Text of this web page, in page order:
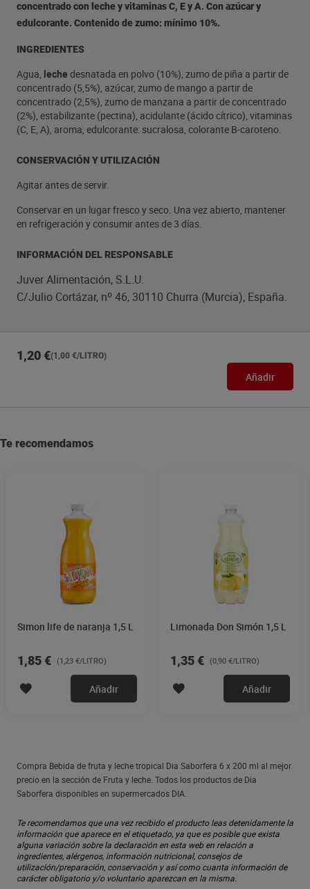
concentrado con leche y vitaminas C, E y A. Con azúcar y
edulcorante. Contenido de zumo: mínimo 10%.
INGREDIENTES
Agua, leche desnatada en polvo (10%), zumo de piña a partir de
concentrado (5,5%), azúcar, zumo de mango a partir de
concentrado (2,5%), zumo de manzana a partir de concentrado
(2%), estabilizante (pectina), acidulante (ácido cítrico), vitaminas
(C, E, A), aroma, edulcorante: sucralosa, colorante B-caroteno.
CONSERVACIÓN Y UTILIZACIÓN
Agitar antes de servir.
Conservar en un lugar fresco y seco. Una vez abierto, mantener
en refrigeración y consumir antes de 3 días.
INFORMACIÓN DEL RESPONSABLE
Juver Alimentación, S.L.U.
C/Julio Cortázar, nº 46, 30110 Churra (Murcia), España.
1,20 €(1,00 €/LITRO)
Añadir
Te recomendamos
Simon life de naranja 1,5 L
1,85 € (1,23 €/LITRO)
Añadir
Limonada Don Simón 1,5 L
1,35 € (0,90 €/LITRO)
Añadir
Compra Bebida de fruta y leche tropical Dia Saborfera 6 x 200 ml al mejor
precio en la sección de Fruta y leche. Todos los productos de Dia
Saborfera disponibles en supermercados DIA.
Te recomendamos que una vez recibido el producto leas detenidamente la
información que aparece en el etiquetado, ya que es posible que exista
alguna variación sobre la declaración en esta web en relación a
ingredientes, alérgenos, información nutricional, consejos de
utilización/preparación, conservación y así como cuanta información de
carácter obligatorio y/o voluntario aparezcan en la misma.